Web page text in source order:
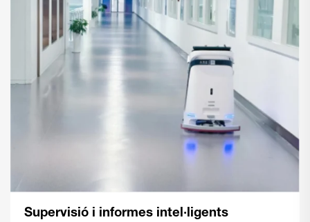
Supervisió i informes intel·ligents